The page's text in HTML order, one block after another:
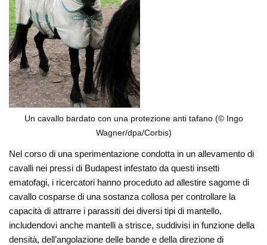
Un cavallo bardato con una protezione anti tafano (© Ingo
Wagner/dpa/Corbis)
Nel corso di una sperimentazione condotta in un allevamento di
cavalli nei pressi di Budapest infestato da questi insetti
ematofagi, i ricercatori hanno proceduto ad allestire sagome di
cavallo cosparse di una sostanza collosa per controllare la
capacità di attrarre i parassiti dei diversi tipi di mantello,
includendovi anche mantelli a strisce, suddivisi in funzione della
densità, dell’angolazione delle bande e della direzione di